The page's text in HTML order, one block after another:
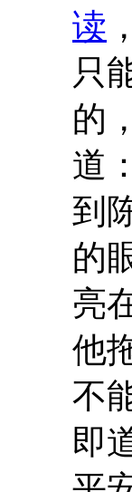
读
只
的
道
到
的
亮
他
不
即